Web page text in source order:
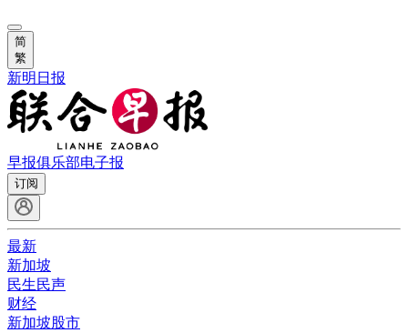
简
繁
新明日报
早报俱乐部电子报
订阅
最新
新加坡
民生民声
财经
新加坡股市